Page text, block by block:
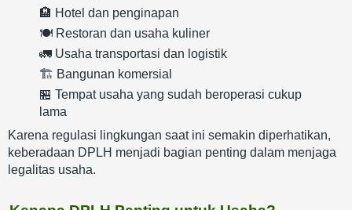
🏨 Hotel dan penginapan
🍽️ Restoran dan usaha kuliner
🚛 Usaha transportasi dan logistik
🏗️ Bangunan komersial
🏪 Tempat usaha yang sudah beroperasi cukup
lama
Karena regulasi lingkungan saat ini semakin diperhatikan,
keberadaan DPLH menjadi bagian penting dalam menjaga
legalitas usaha.